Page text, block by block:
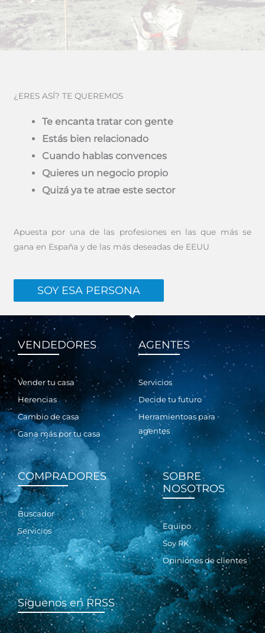
¿ERES ASÍ? TE QUEREMOS
Te encanta tratar con gente
Estás bien relacionado
Cuando hablas convences
Quieres un negocio propio
Quizá ya te atrae este sector
Apuesta por una de las profesiones en las que más se
gana en España y de las más deseadas de EEUU
SOY ESA PERSONA
VENDEDORES
Vender tu casa
Herencias
Cambio de casa
Gana más por tu casa
AGENTES
Servicios
Decide tu futuro
Herramientoas para
agentes
COMPRADORES
Buscador
Servicios
SOBRE
NOSOTROS
Equipo
Soy RK
Opiniones de clientes
Síguenos en RRSS